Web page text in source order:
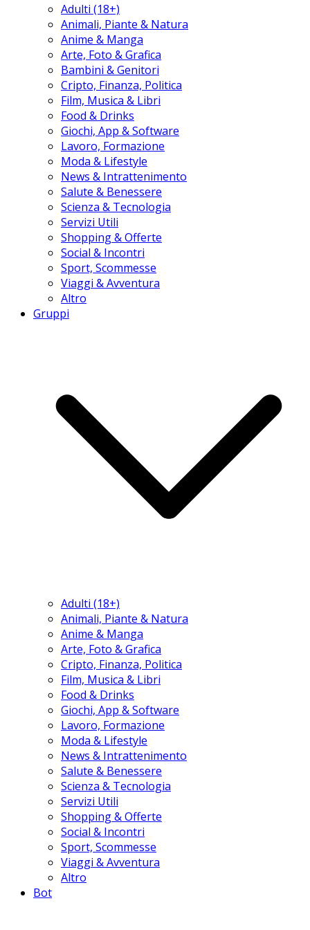
Adulti (18+)
Animali, Piante & Natura
Anime & Manga
Arte, Foto & Grafica
Bambini & Genitori
Cripto, Finanza, Politica
Film, Musica & Libri
Food & Drinks
Giochi, App & Software
Lavoro, Formazione
Moda & Lifestyle
News & Intrattenimento
Salute & Benessere
Scienza & Tecnologia
Servizi Utili
Shopping & Offerte
Social & Incontri
Sport, Scommesse
Viaggi & Avventura
Altro
Gruppi
Adulti (18+)
Animali, Piante & Natura
Anime & Manga
Arte, Foto & Grafica
Cripto, Finanza, Politica
Film, Musica & Libri
Food & Drinks
Giochi, App & Software
Lavoro, Formazione
Moda & Lifestyle
News & Intrattenimento
Salute & Benessere
Scienza & Tecnologia
Servizi Utili
Shopping & Offerte
Social & Incontri
Sport, Scommesse
Viaggi & Avventura
Altro
Bot